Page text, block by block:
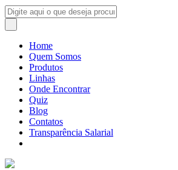
Home
Quem Somos
Produtos
Linhas
Onde Encontrar
Quiz
Blog
Contatos
Transparência Salarial